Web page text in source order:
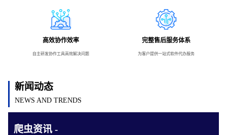
高效协作效率
自主研发协作工具高效解决问题
完整售后服务体系
为客户提供一站式软件代办服务
新闻动态
NEWS AND TRENDS
爬虫资讯 -